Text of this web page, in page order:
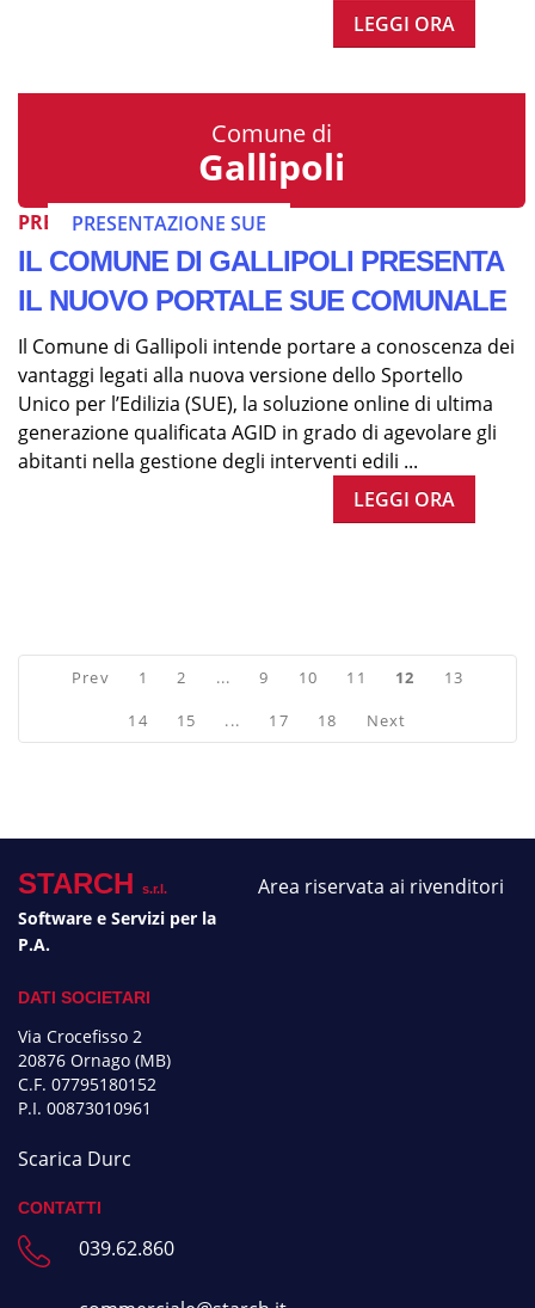
LEGGI ORA
PRESENTAZIONE SUE
Comune di
Gallipoli
PRESENTAZIONE SUE
IL COMUNE DI GALLIPOLI PRESENTA
IL NUOVO PORTALE SUE COMUNALE
Il Comune di Gallipoli intende portare a conoscenza dei
vantaggi legati alla nuova versione dello Sportello
Unico per l’Edilizia (SUE), la soluzione online di ultima
generazione qualificata AGID in grado di agevolare gli
abitanti nella gestione degli interventi edili ...
LEGGI ORA
Prev 1 2 ... 9 10 11 12
13
14
15 ... 17 18 Next
STARCH s.r.l.
Software e Servizi per la
P.A.
Area riservata ai rivenditori
DATI SOCIETARI
Via Crocefisso 2
20876 Ornago (MB)
C.F. 07795180152
P.I. 00873010961
Scarica Durc
CONTATTI
039.62.860